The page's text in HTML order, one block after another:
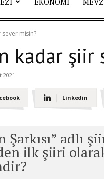
EKONOMI
misin?
kadar şiir
2021
Linkedin
Şarkısı” adlı
ilk şiiri